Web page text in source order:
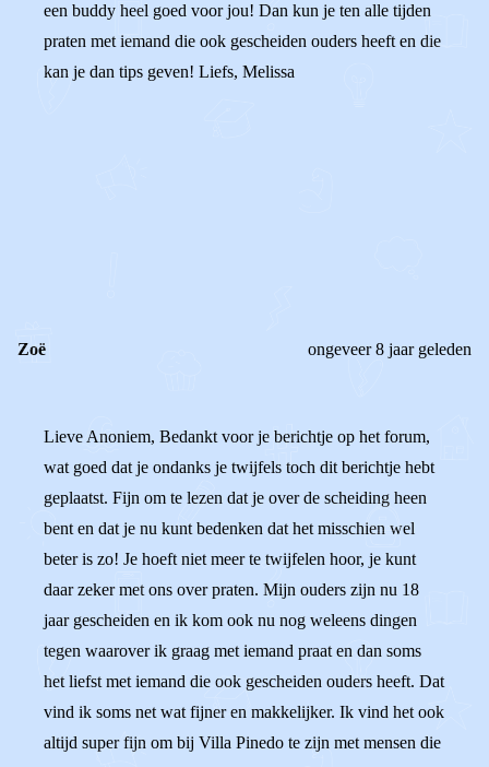
een buddy heel goed voor jou! Dan kun je ten alle tijden
praten met iemand die ook gescheiden ouders heeft en die
kan je dan tips geven! Liefs, Melissa
Zoë ongeveer 8 jaar geleden
Lieve Anoniem, Bedankt voor je berichtje op het forum,
wat goed dat je ondanks je twijfels toch dit berichtje hebt
geplaatst. Fijn om te lezen dat je over de scheiding heen
bent en dat je nu kunt bedenken dat het misschien wel
beter is zo! Je hoeft niet meer te twijfelen hoor, je kunt
daar zeker met ons over praten. Mijn ouders zijn nu 18
jaar gescheiden en ik kom ook nu nog weleens dingen
tegen waarover ik graag met iemand praat en dan soms
het liefst met iemand die ook gescheiden ouders heeft. Dat
vind ik soms net wat fijner en makkelijker. Ik vind het ook
altijd super fijn om bij Villa Pinedo te zijn met mensen die